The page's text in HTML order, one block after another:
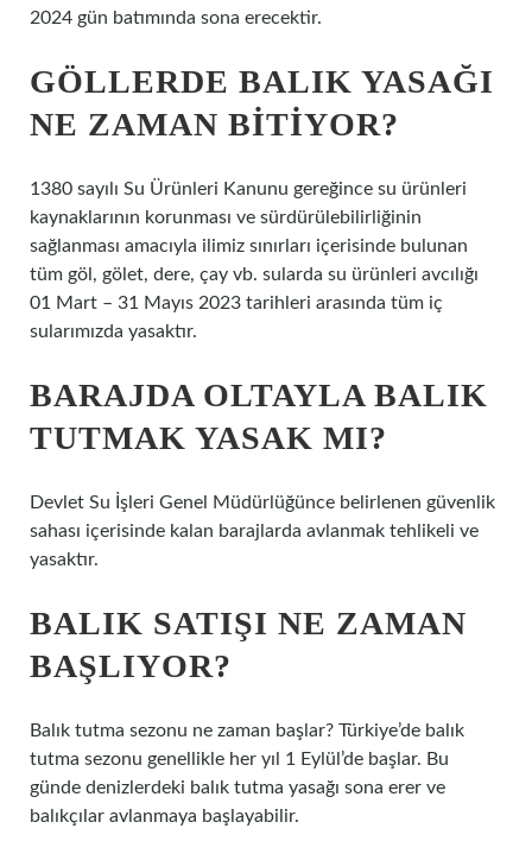
2024 gün batımında sona erecektir.
GÖLLERDE BALIK YASAĞI
NE ZAMAN BITIYOR?
1380 sayılı Su Ürünleri Kanunu gereğince su ürünleri
kaynaklarının korunması ve sürdürülebilirliğinin
sağlanması amacıyla ilimiz sınırları içerisinde bulunan
tüm göl, gölet, dere, çay vb. sularda su ürünleri avcılığı
01 Mart – 31 Mayıs 2023 tarihleri ​​arasında tüm iç
sularımızda yasaktır.
BARAJDA OLTAYLA BALIK
TUTMAK YASAK MI?
Devlet Su İşleri Genel Müdürlüğünce belirlenen güvenlik
sahası içerisinde kalan barajlarda avlanmak tehlikeli ve
yasaktır.
BALIK SATIŞI NE ZAMAN
BAŞLIYOR?
Balık tutma sezonu ne zaman başlar? Türkiye’de balık
tutma sezonu genellikle her yıl 1 Eylül’de başlar. Bu
günde denizlerdeki balık tutma yasağı sona erer ve
balıkçılar avlanmaya başlayabilir.